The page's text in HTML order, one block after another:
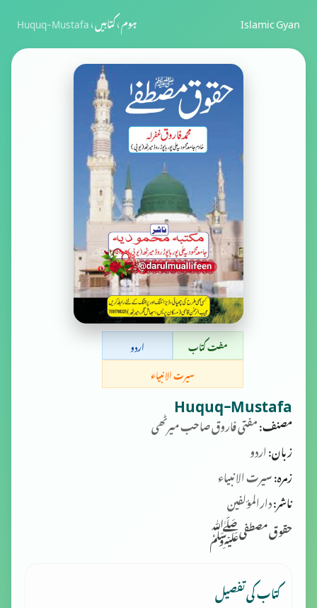
Islamic Gyan ہوم›کتابیں›
Huquq-Mustafa
مفت کتاب
اردو
سیرت الانبیاء
Huquq-Mustafa
مصنف:مفتی فاروق صاحب میرٹھی
زبان:اردو
زمرہ:سیرت الانبیاء
ناشر:دارالمؤلفین
حقوق مصطفیﷺ
کتاب کی تفصیل